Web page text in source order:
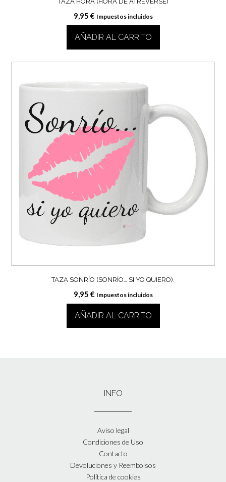
9,95 € Impuestos incluidos
AÑADIR AL CARRITO
TAZA SONRÍO (SONRÍO… SI YO QUIERO).
9,95 € Impuestos incluidos
AÑADIR AL CARRITO
INFO
Aviso legal
Condiciones de Uso
Contacto
Devoluciones y Reembolsos
Política de cookies